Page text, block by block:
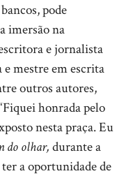
pode
imersão na
e jornalista
mestre em escrita
outros autores,
honrada pelo
nesta praça. Eu
do olhar, durante a
a oportunidade de